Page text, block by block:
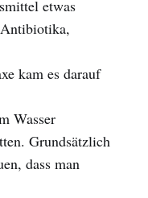
etwas
kam es darauf
Wasser
Grundsätzlich
dass man